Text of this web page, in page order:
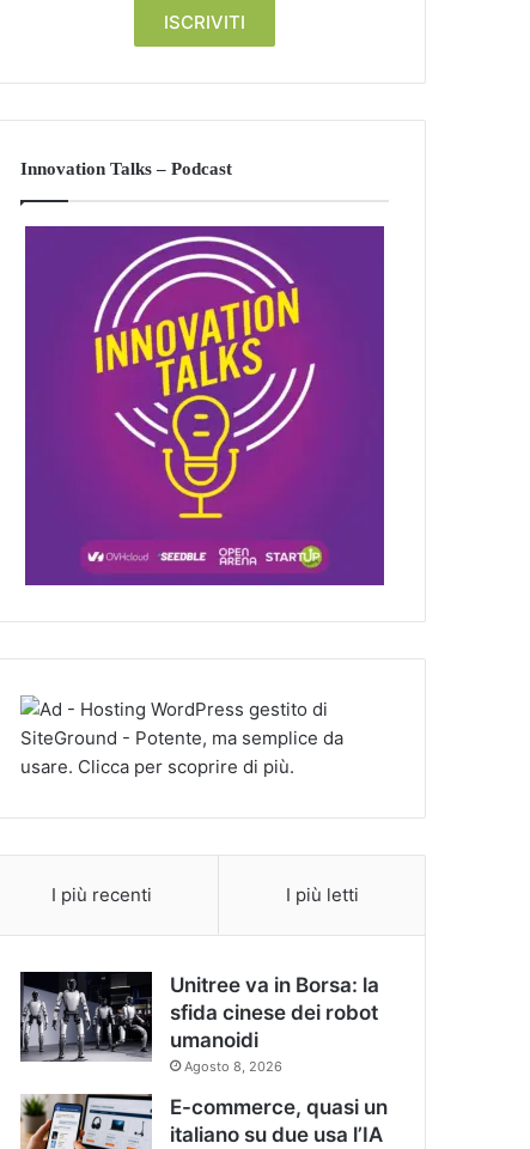
Innovation Talks – Podcast
I più recenti I più letti
Unitree va in Borsa: la
sfida cinese dei robot
umanoidi
Agosto 8, 2026
E-commerce, quasi un
italiano su due usa l’IA